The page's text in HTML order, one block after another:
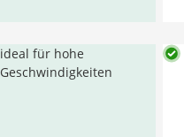
ideal für hohe
Geschwindigkeiten